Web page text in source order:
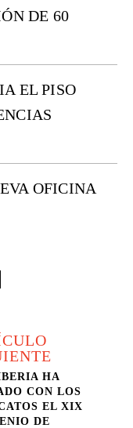
DE 60
EL PISO
OFICINA
HA
CON LOS
EL XIX
DE